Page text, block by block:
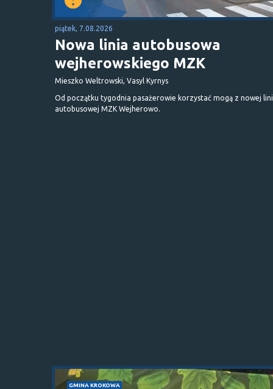
piątek, 7.08.2026
Nowa linia autobusowa
wejherowskiego MZK
Mieszko Weltrowski, Vasyl Kyrnys
Od początku tygodnia pasażerowie korzystać mogą z nowej
autobusowej MZK Wejherowo.
GMINA KROKOWA